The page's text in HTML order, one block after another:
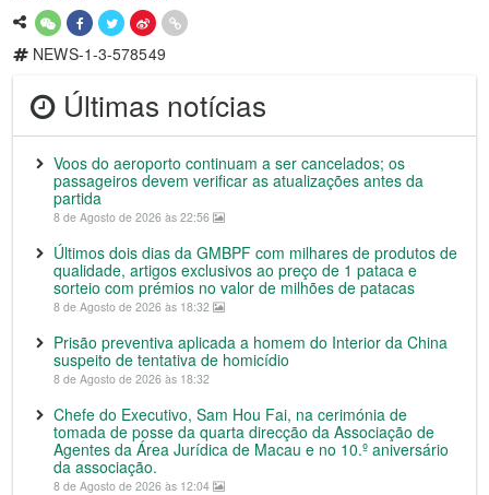
NEWS-1-3-578549
Últimas notícias
Voos do aeroporto continuam a ser cancelados; os
passageiros devem verificar as atualizações antes da
partida
8 de Agosto de 2026 às 22:56
Últimos dois dias da GMBPF com milhares de produtos de
qualidade, artigos exclusivos ao preço de 1 pataca e
sorteio com prémios no valor de milhões de patacas
8 de Agosto de 2026 às 18:32
Prisão preventiva aplicada a homem do Interior da China
suspeito de tentativa de homicídio
8 de Agosto de 2026 às 18:32
Chefe do Executivo, Sam Hou Fai, na cerimónia de
tomada de posse da quarta direcção da Associação de
Agentes da Área Jurídica de Macau e no 10.º aniversário
da associação.
8 de Agosto de 2026 às 12:04